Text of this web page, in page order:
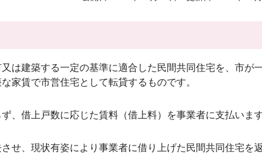
は建築する一定の基準に適合した民間共同住宅を、市が
家賃で市営住宅として転貸するものです。
、借上戸数に応じた賃料（借上料）を事業者に支払いま
せ、現状有姿により事業者に借り上げた民間共同住宅を